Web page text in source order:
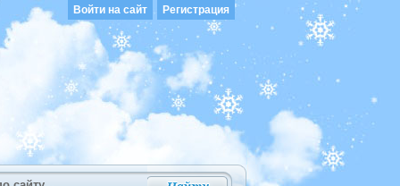
Войти на сайт Регистрация